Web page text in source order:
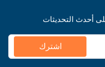
أحدث التحديثات
اشترك